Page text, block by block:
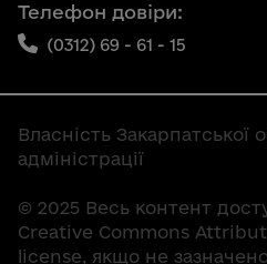
Телефон довіри:
(0312) 69 - 61 - 15
Власність Закарпатської
адміністрації
© 2025 Весь контент
Creative Commons
license, якщо не